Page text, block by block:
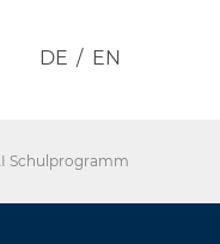
DE EN
Schulprogramm